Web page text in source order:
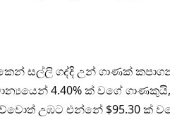
සල්ලි ගද්දි උන් ගාණක්
4.40% ක් වගේ
උඹට එන්නේ $95.30 ක්